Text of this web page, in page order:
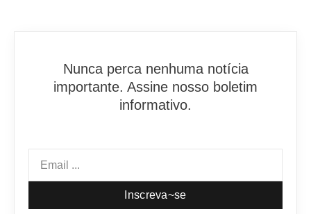
Nunca perca nenhuma notícia
importante. Assine nosso boletim
informativo.
Inscreva~se